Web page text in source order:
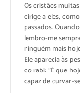
Os cristãos
dirige a eles,
passados.
lembro-me
ninguém mais
Ele aparecia às
do rabi: ”É que
capaz de curvar-